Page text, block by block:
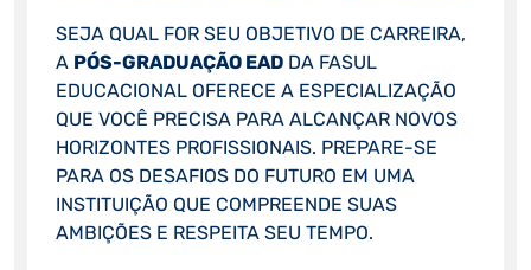
SEJA QUAL FOR SEU OBJETIVO DE CARREIRA,
A PÓS-GRADUAÇÃO EADDA FASUL
EDUCACIONAL OFERECE A ESPECIALIZAÇÃO
QUE VOCÊ PRECISA PARA ALCANÇAR NOVOS
HORIZONTES PROFISSIONAIS. PREPARE-SE
PARA OS DESAFIOS DO FUTURO EM UMA
INSTITUIÇÃO QUE COMPREENDE SUAS
AMBIÇÕES E RESPEITA SEU TEMPO.